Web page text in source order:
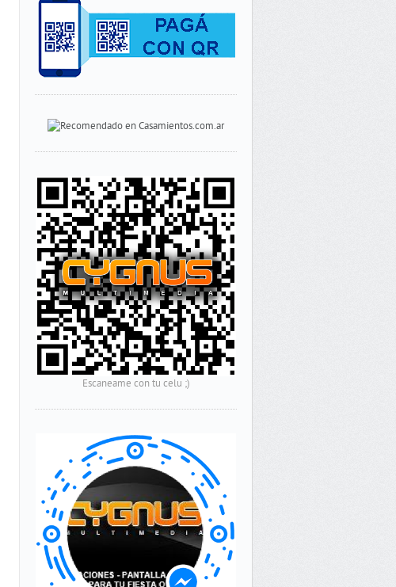
Escaneame con tu celu ;)